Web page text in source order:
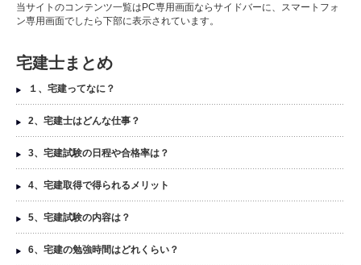
当サイトのコンテンツ一覧はPC専用画面ならサイドバーに、スマートフォ
ン専用画面でしたら下部に表示されています。
宅建士まとめ
１、宅建ってなに？
2、宅建士はどんな仕事？
3、宅建試験の日程や合格率は？
4、宅建取得で得られるメリット
5、宅建試験の内容は？
6、宅建の勉強時間はどれくらい？